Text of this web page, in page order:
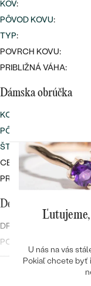
KOV:
PÔVOD KOVU:
TYP:
POVRCH KOVU:
PRIBLIŽNÁ VÁHA:
Dámska obrúčka
KOV
PÔVOD KOVU
ŠTÝL
CELKOVÁ KARÁTOVÁ
PRIBLIŽNÁ VÁHA:
Detaily o osadenom
DRUH:
POČET:
KARÁTOVÁ VÁHA:
U nás na vás
Pokiaľ chcete byť